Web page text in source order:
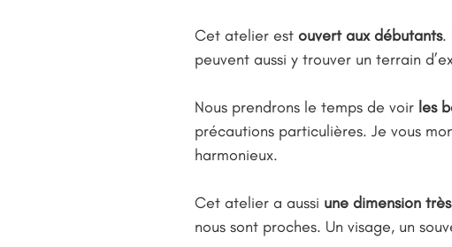
Cet atelier est ouvert aux débutants.
peuvent aussi y trouver un terrain
Nous prendrons le temps de voir les
précautions particulières. Je vous
harmonieux.
Cet atelier a aussi une dimension
nous sont proches. Un visage, un